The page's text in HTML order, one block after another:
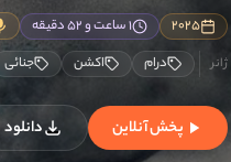
۲۰۲۵ ۱ ساعت و ۵۲ دقیقه
درام
اکشن جنائی
پخش آنلاین دانلود